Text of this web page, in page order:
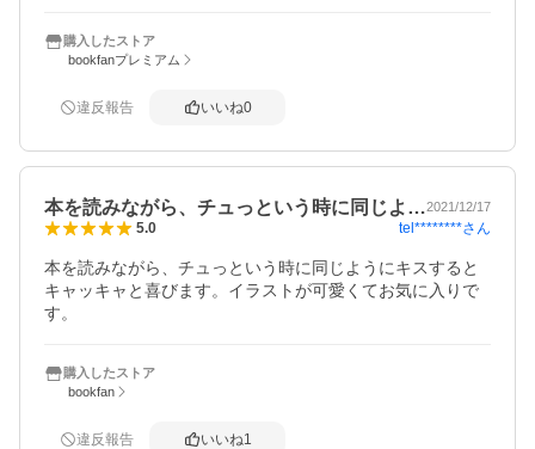
購入したストア
bookfanプレミアム
違反報告 いいね0
本を読みながら、チュっという時に同じよ…2021/12/17
5.0 tel********さん
本を読みながら、チュっという時に同じようにキスすると
キャッキャと喜びます。イラストが可愛くてお気に入りで
す。
購入したストア
bookfan
違反報告 いいね1